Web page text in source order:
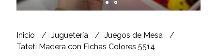
Inicio Juguetería
Juegos de Mesa
Tateti Madera con Fichas Colores 5514